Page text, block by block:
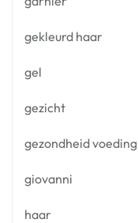
gekleurd haar
gel
gezicht
gezondheid voeding
giovanni
haar